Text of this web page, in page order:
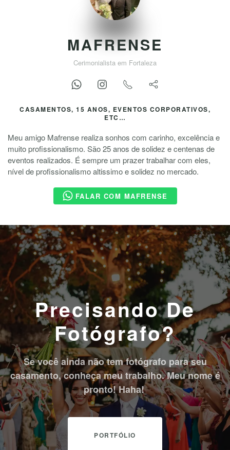
MAFRENSE
Cerimonialista em Fortaleza
CASAMENTOS, 15 ANOS, EVENTOS CORPORATIVOS,
ETC…
Meu amigo Mafrense realiza sonhos com carinho, excelência e
muito profissionalismo. São 25 anos de solidez e centenas de
eventos realizados. É sempre um prazer trabalhar com eles,
nível de profissionalismo altissimo e solidez no mercado.
FALAR COM MAFRENSE
Precisando De
Fotógrafo?
Se você ainda não tem fotógrafo para seu
casamento, conheça meu trabalho. Meu nome é
pronto! Haha!
PORTFÓLIO